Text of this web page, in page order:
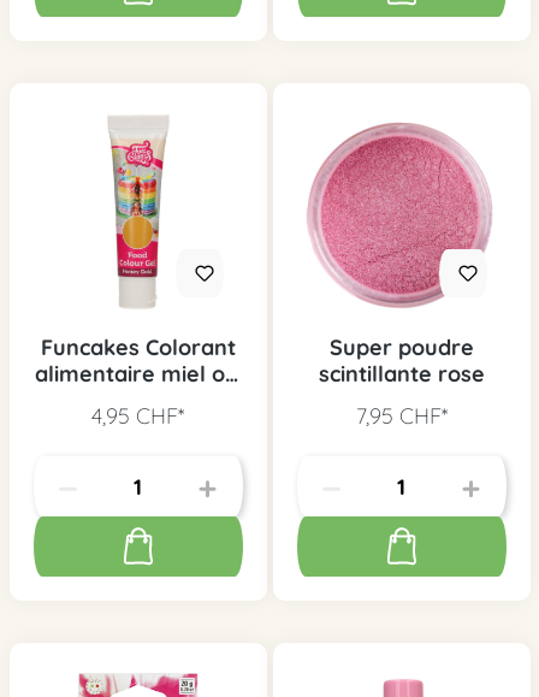
Funcakes Colorant
alimentaire miel or,
4,95 CHF*
Super poudre
scintillante rose
7,95 CHF*